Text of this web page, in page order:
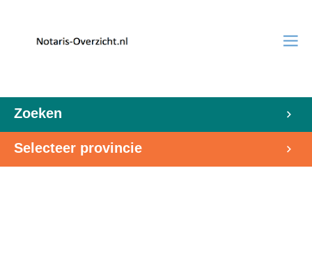
Zoeken
Selecteer provincie